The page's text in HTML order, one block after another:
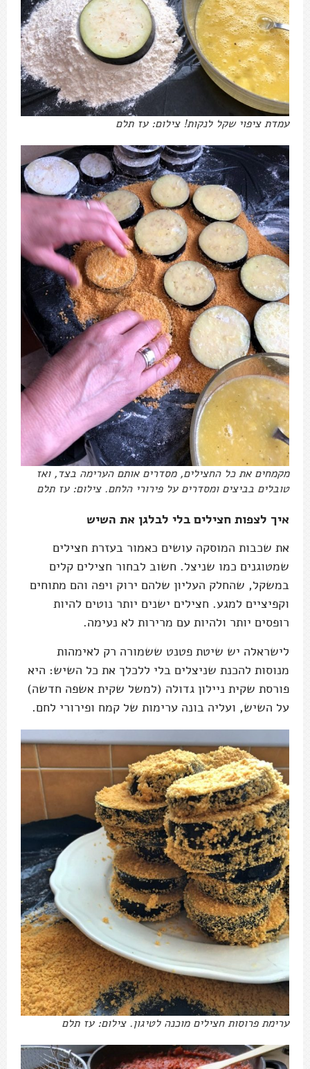
עמדת ציפוי שקל לנקות! צילום: עז תלם
מקמחים את כל החצילים, מסדרים אותם הערימה בצד, ואז
טובלים בביצים ומסדרים על פירורי הלחם. צילום: עז תלם
איך לצפות חצילים בלי לבלגן את השיש
את שכבות המוסקה עושים כאמור בעזרת חצילים
שמטוגנים כמו שניצל. חשוב לבחור חצילים קלים
במשקל, שהחלק העליון שלהם ירוק ויפה והם מתוחים
וקפיציים למגע. חצילים ישנים יותר נוטים להיות
רופסים יותר ולהיות עם מרירות לא נעימה.
לישראלה יש שיטת פטנט ששמורה רק לאימהות
מנוסות להכנת שניצלים בלי ללכלך את כל השיש: היא
פורסת שקית ניילון גדולה (למשל שקית אשפה חדשה)
על השיש, ועליה בונה ערימות של קמח ופירורי לחם.
ערימת פרוסות חצילים מוכנה לטיגון. צילום: עז תלם